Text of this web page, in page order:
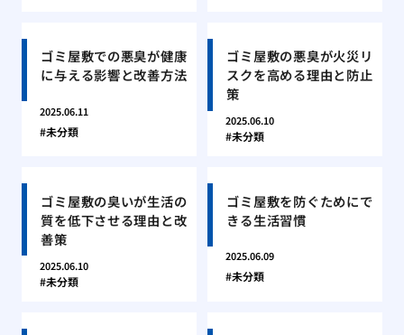
ゴミ屋敷での悪臭が健康
に与える影響と改善方法
2025.06.11
未分類
ゴミ屋敷の悪臭が火災リ
スクを高める理由と防止
策
2025.06.10
未分類
ゴミ屋敷の臭いが生活の
質を低下させる理由と改
善策
2025.06.10
未分類
ゴミ屋敷を防ぐためにで
きる生活習慣
2025.06.09
未分類